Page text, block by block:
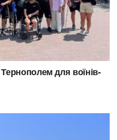
для воїнів-